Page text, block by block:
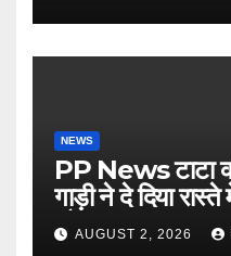
NEWS
PP News टाटा
गाड़ी ने दे दिया
जो सब बताया झूठ
AUGUST 2, 2026